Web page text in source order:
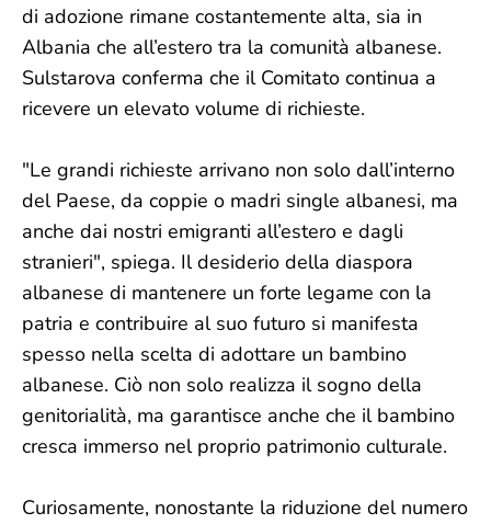
di adozione rimane costantemente alta, sia in
Albania che all’estero tra la comunità albanese.
Sulstarova conferma che il Comitato continua a
ricevere un elevato volume di richieste.
"Le grandi richieste arrivano non solo dall’interno
del Paese, da coppie o madri single albanesi, ma
anche dai nostri emigranti all’estero e dagli
stranieri", spiega. Il desiderio della diaspora
albanese di mantenere un forte legame con la
patria e contribuire al suo futuro si manifesta
spesso nella scelta di adottare un bambino
albanese. Ciò non solo realizza il sogno della
genitorialità, ma garantisce anche che il bambino
cresca immerso nel proprio patrimonio culturale.
Curiosamente, nonostante la riduzione del numero